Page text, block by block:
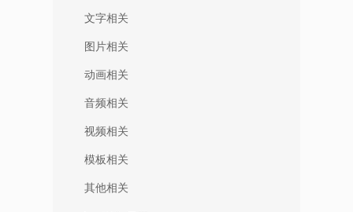
文字相关
图片相关
动画相关
音频相关
视频相关
模板相关
其他相关